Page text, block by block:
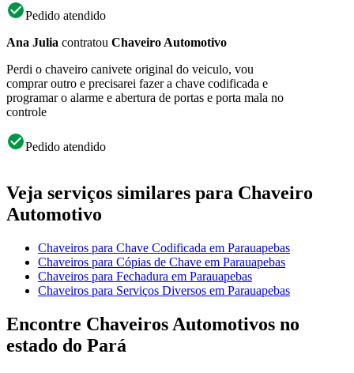
Pedido atendido
Ana Julia contratou Chaveiro Automotivo
Perdi o chaveiro canivete original do veiculo, vou
comprar outro e precisarei fazer a chave codificada e
programar o alarme e abertura de portas e porta mala no
controle
Pedido atendido
Veja serviços similares para Chaveiro
Automotivo
Chaveiros para Chave Codificada em Parauapebas
Chaveiros para Cópias de Chave em Parauapebas
Chaveiros para Fechadura em Parauapebas
Chaveiros para Serviços Diversos em Parauapebas
Encontre Chaveiros Automotivos no
estado do Pará